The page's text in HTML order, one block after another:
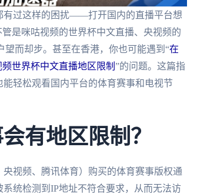
有过这样的困扰——打开国内的直播平台想
是咪咕视频的世界杯中文直播、央视频的
而却步。甚至在香港，你也可能遇到“在
世界杯中文直播地区限制 ”的问题。这篇指
轻松观看国内平台的体育赛事和电视节
有地区限制？
视频、腾讯体育）购买的体育赛事版权通
统检测到IP地址不符合要求，从而无法访